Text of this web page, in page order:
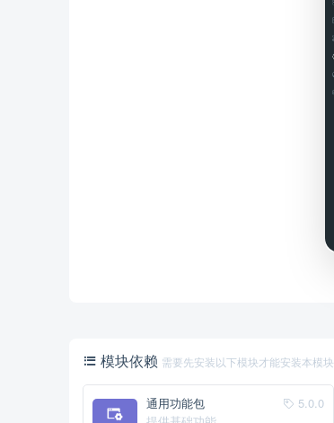
模块依赖 需要先安装以下模块才能安装本模块
5.0.0
通用功能包